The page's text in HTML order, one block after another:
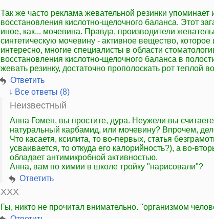
Так же часто реклама жевательной резинки
восстановления кислотно-щелочного баланса. Этот
иное, как... мочевина. Правда, производители
синтетическую мочевину - активное вещество, которое
интересно, многие специалисты в области
восстановления кислотно-щелочного баланса в
жевать резинку, достаточно прополоскать рот теплой
Ответить
↓ Все ответы (8)
Неизвестный
Анна Гомен, вы простите, дура. Неужели вы
натуральный карбамид, или мочевину? Впрочем,
Что касаетя, ксилита, то во-первых, статья
усваивается, то откуда его калорийность?), а во-
обладает антимикробной активностью.
Анна, вам по химии в школе тройку "нарисовали"?
Ответить
ХХХ
Гы, никто не прочитал внимательно. "организмом